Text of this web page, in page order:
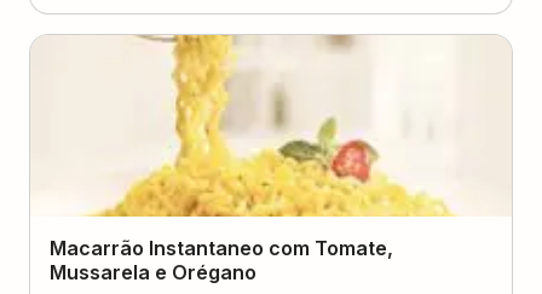
Macarrão Instantaneo com Tomate,
Mussarela e Orégano
542kcal